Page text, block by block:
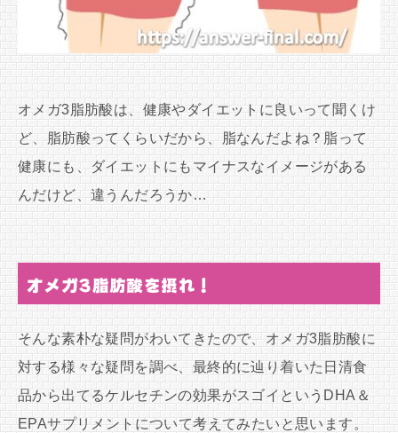
オメガ3脂肪酸は、健康やダイエットに良いって聞くけ
ど、脂肪酸ってくらいだから、脂なんだよね？脂って
健康にも、ダイエットにもマイナスなイメージがある
んだけど、違うんだろうか…
オメガ3脂肪酸を摂れ！
そんな素朴な疑問がわいてきたので、オメガ3脂肪酸に
対する様々な疑問を調べ、最終的に辿り着いた日清食
品から出てるケルセチンの効果がスゴイというDHA＆
EPAサプリメントについて考えてみたいと思います。